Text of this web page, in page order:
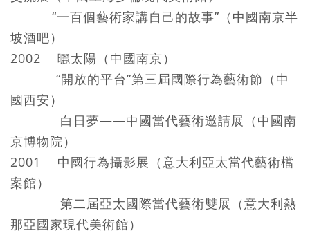
“一百個藝術家講自己的故事”（中國南京半
坡酒吧）
2002 曬太陽（中國南京）
“開放的平台”第三屆國際行為藝術節（中
國西安）
白日夢——中國當代藝術邀請展（中國南
京博物院）
2001 中國行為攝影展（意大利亞太當代藝術檔
案館）
第二屆亞太國際當代藝術雙展（意大利熱
那亞國家現代美術館）